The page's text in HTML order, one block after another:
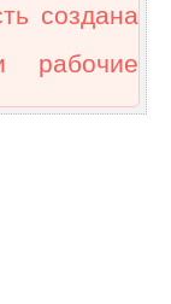
создана
рабочие